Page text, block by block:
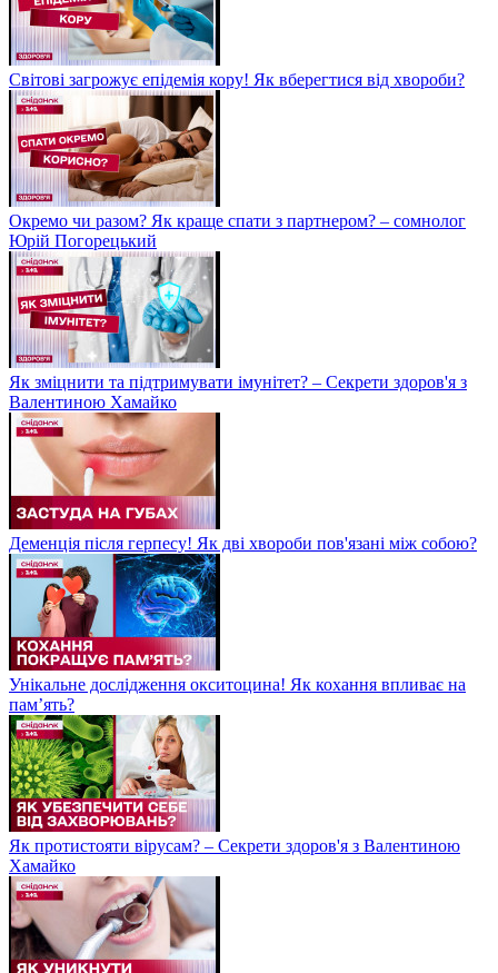
Світові загрожує епідемія кору! Як вберегтися від хвороби?
Окремо чи разом? Як краще спати з партнером? – сомнолог
Юрій Погорецький
Як зміцнити та підтримувати імунітет? – Секрети здоров'я з
Валентиною Хамайко
Деменція після герпесу! Як дві хвороби пов'язані між собою?
Унікальне дослідження окситоцина! Як кохання впливає на
пам’ять?
Як протистояти вірусам? – Секрети здоров'я з Валентиною
Хамайко